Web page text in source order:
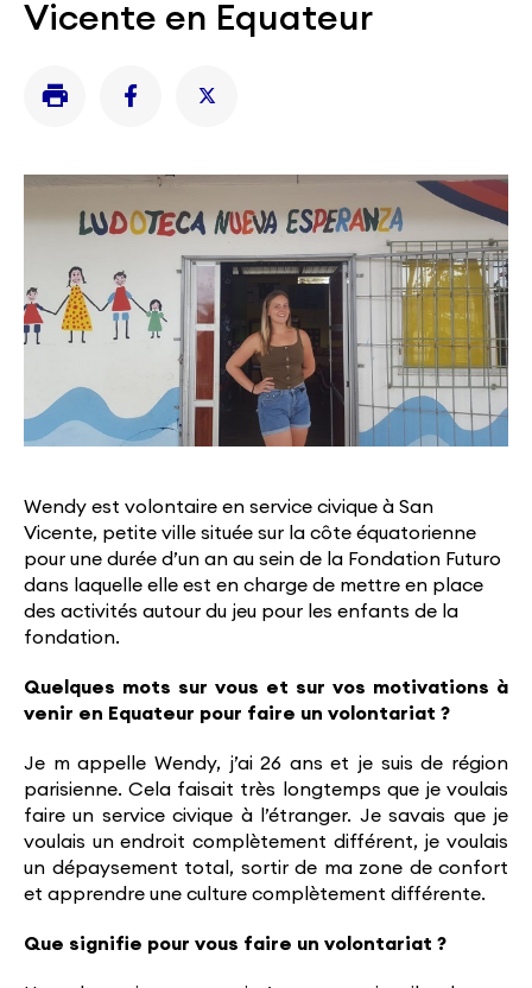
Vicente en Equateur
Wendy est volontaire en service civique à San
Vicente, petite ville située sur la côte équatorienne
pour une durée d’un an au sein de la Fondation Futuro
dans laquelle elle est en charge de mettre en place
des activités autour du jeu pour les enfants de la
fondation.
Quelques mots sur vous et sur vos motivations à
venir en Equateur pour faire un volontariat ?
Je m appelle Wendy, j’ai 26 ans et je suis de région
parisienne. Cela faisait très longtemps que je voulais
faire un service civique à l’étranger. Je savais que je
voulais un endroit complètement différent, je voulais
un dépaysement total, sortir de ma zone de confort
et apprendre une culture complètement différente.
Que signifie pour vous faire un volontariat ?